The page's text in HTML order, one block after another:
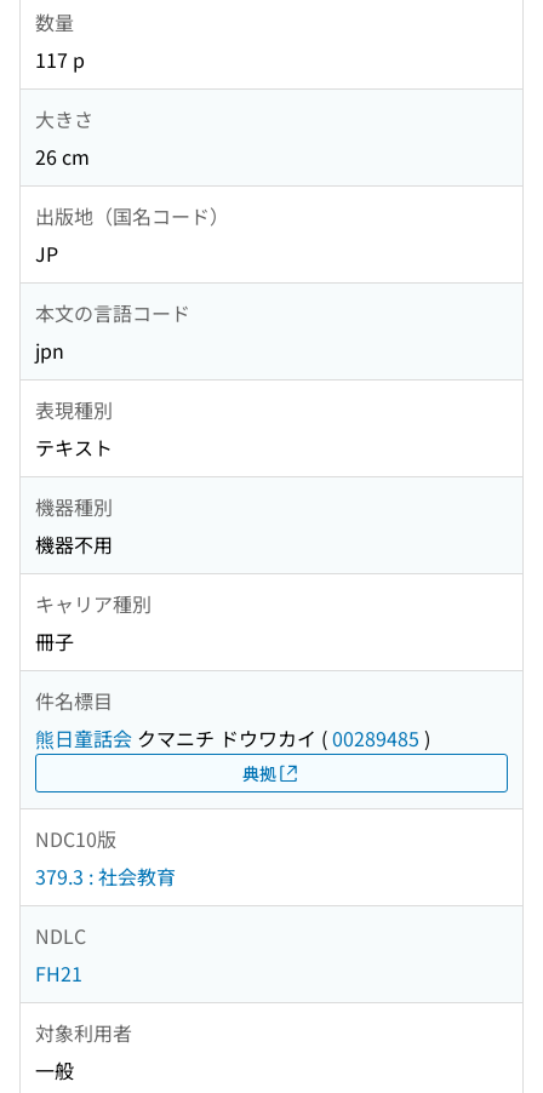
数量
117 p
大きさ
26 cm
出版地（国名コード）
JP
本文の言語コード
jpn
表現種別
テキスト
機器種別
機器不用
キャリア種別
冊子
件名標目
熊日童話会 クマニチ ドウワカイ (00289485 )
典拠
NDC10版
379.3 : 社会教育
NDLC
FH21
対象利用者
一般